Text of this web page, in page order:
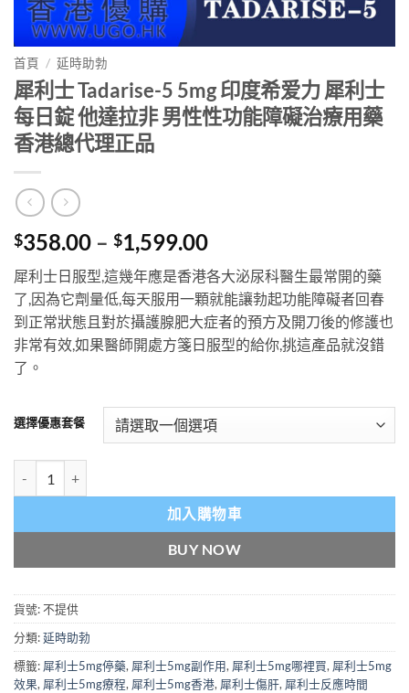
首頁 / 延時助勃
犀利士 Tadarise-5 5mg 印度希爱力 犀利士
每日錠 他達拉非 男性性功能障礙治療用藥
香港總代理正品
$358.00 – $1,599.00Price
range:
$358.00
through
$1,599.00
犀利士日服型,這幾年應是香港各大泌尿科醫生最常開的藥
了,因為它劑量低,每天服用一顆就能讓勃起功能障礙者回春
到正常狀態且對於攝護腺肥大症者的預方及開刀後的修護也
非常有效,如果醫師開處方箋日服型的給你,挑這產品就沒錯
了。
選擇優惠套餐
加入購物車
BUY NOW
貨號:不提供
分類:延時助勃
標籤: 犀利士5mg停藥, 犀利士5mg副作用, 犀利士5mg哪裡買, 犀利士5mg
效果, 犀利士5mg療程, 犀利士5mg香港, 犀利士傷肝, 犀利士反應時間